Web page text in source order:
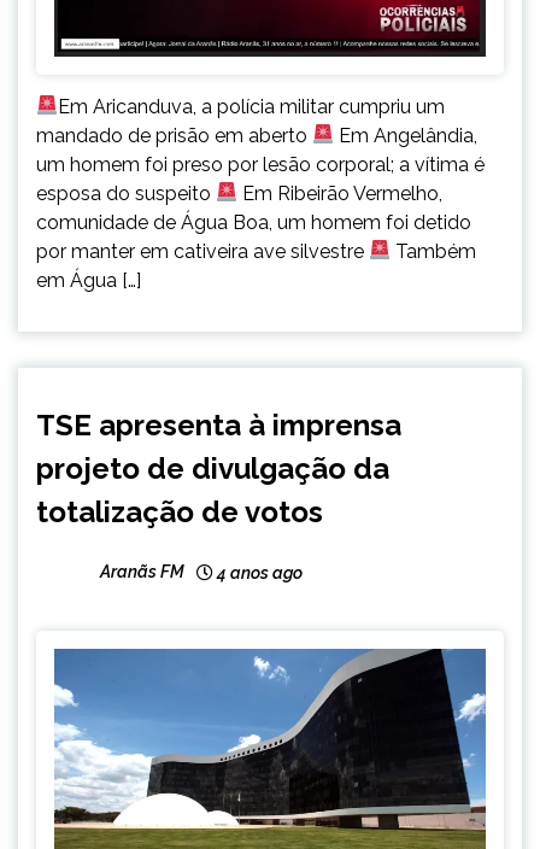
Em Aricanduva, a polícia militar cumpriu um
mandado de prisão em aberto
Em Angelândia,
um homem foi preso por lesão corporal; a vítima é
esposa do suspeito
Em Ribeirão Vermelho,
comunidade de Água Boa, um homem foi detido
por manter em cativeira ave silvestre
Também
em Água […]
NOTÍCIAS
TSE apresenta à imprensa
projeto de divulgação da
totalização de votos
Aranãs FM 4 anos ago